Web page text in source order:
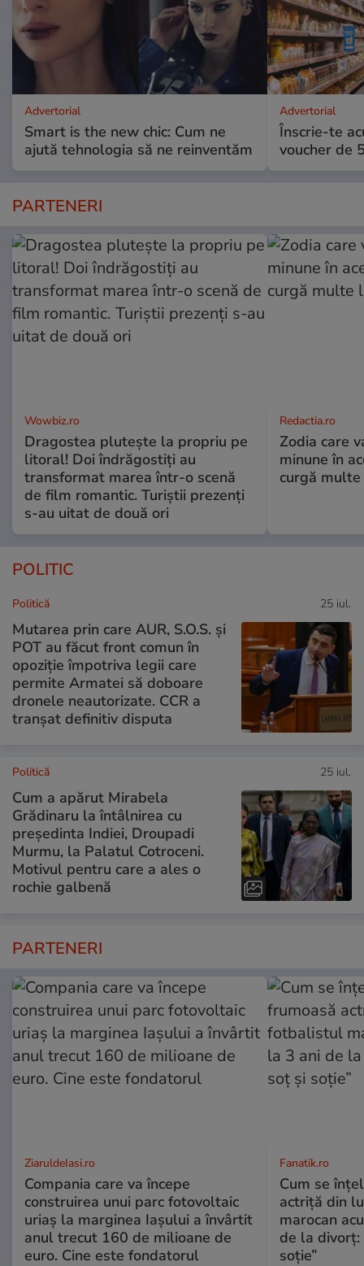
Advertorial
Smart is the new chic: Cum ne
ajută tehnologia să ne reinventăm
Advertorial
Înscrie-te
voucher de
PARTENERI
Wowbiz.ro
Dragostea plutește la propriu pe
litoral! Doi îndrăgostiți au
transformat marea într-o scenă
de film romantic. Turiștii prezenți
s-au uitat de două ori
Redactia.ro
Zodia care
minune în
curgă
POLITIC
Politică 25 iul.
Mutarea prin care AUR, S.O.S. și
POT au făcut front comun în
opoziție împotriva legii care
permite Armatei să doboare
dronele neautorizate. CCR a
tranșat definitiv disputa
Politică 25 iul.
Cum a apărut Mirabela
Grădinaru la întâlnirea cu
președinta Indiei, Droupadi
Murmu, la Palatul Cotroceni.
Motivul pentru care a ales o
rochie galbenă
PARTENERI
ZiaruldeIasi.ro
Compania care va începe
construirea unui parc fotovoltaic
uriaș la marginea Iașului a învârtit
anul trecut 160 de milioane de
euro. Cine este fondatorul
Fanatik.ro
Cum se
actriță din
marocan
de la divorț:
soție”